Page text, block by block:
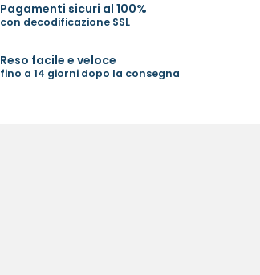
Pagamenti sicuri al 100%
con decodificazione SSL
Reso facile e veloce
fino a 14 giorni dopo la consegna